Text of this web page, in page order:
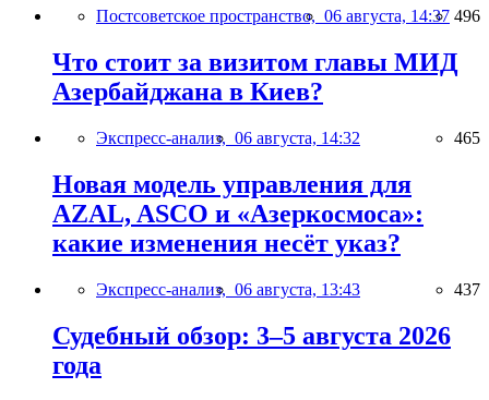
Постсоветское пространство, 06 августа, 14:37 496
Что стоит за визитом главы МИД
Азербайджана в Киев?
Экспресс-анализ, 06 августа, 14:32 465
Новая модель управления для
AZAL, ASCO и «Азеркосмоса»:
какие изменения несёт указ?
Экспресс-анализ, 06 августа, 13:43 437
Судебный обзор: 3–5 августа 2026
года